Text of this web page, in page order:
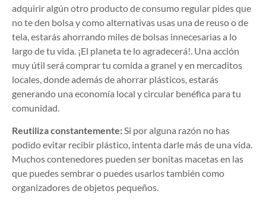
adquirir algún otro producto de consumo regular pides que
no te den bolsa y como alternativas usas una de reuso o de
tela, estarás ahorrando miles de bolsas innecesarias a lo
largo de tu vida. ¡El planeta te lo agradecerá!. Una acción
muy útil será comprar tu comida a granel y en mercaditos
locales, donde además de ahorrar plásticos, estarás
generando una economía local y circular benéfica para tu
comunidad.
Reutiliza constantemente:Si por alguna razón no has
podido evitar recibir plástico, intenta darle más de una vida.
Muchos contenedores pueden ser bonitas macetas en las
que puedes sembrar o puedes usarlos también como
organizadores de objetos pequeños.